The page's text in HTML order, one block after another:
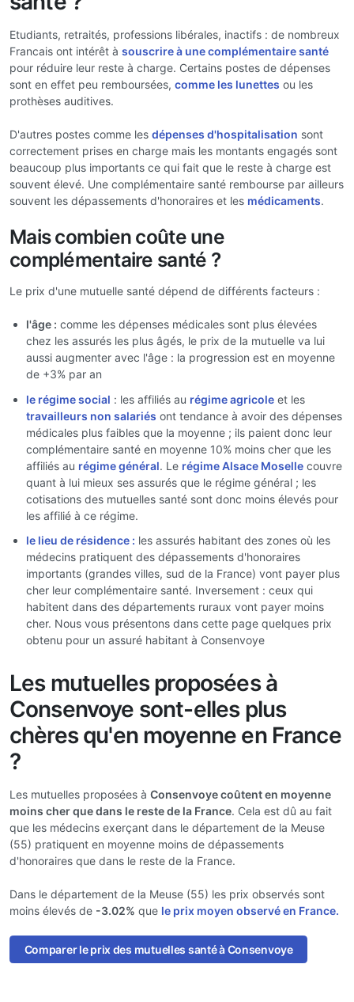
Etudiants, retraités, professions libérales, inactifs : de nombreux
Francais ont intérêt à souscrire à une complémentaire santé
pour réduire leur reste à charge. Certains postes de dépenses
sont en effet peu remboursées, comme les lunettes ou les
prothèses auditives.
D'autres postes comme les dépenses d'hospitalisation sont
correctement prises en charge mais les montants engagés sont
beaucoup plus importants ce qui fait que le reste à charge est
souvent élevé. Une complémentaire santé rembourse par ailleurs
souvent les dépassements d'honoraires et les médicaments.
Mais combien coûte une
complémentaire santé ?
Le prix d'une mutuelle santé dépend de différents facteurs :
l'âge : comme les dépenses médicales sont plus élevées
chez les assurés les plus âgés, le prix de la mutuelle va lui
aussi augmenter avec l'âge : la progression est en moyenne
de +3% par an
le régime social : les affiliés au régime agricole et les
travailleurs non salariés ont tendance à avoir des dépenses
médicales plus faibles que la moyenne ; ils paient donc leur
complémentaire santé en moyenne 10% moins cher que les
affiliés au régime général. Le régime Alsace Moselle couvre
quant à lui mieux ses assurés que le régime général ; les
cotisations des mutuelles santé sont donc moins élevés pour
les affilié à ce régime.
le lieu de résidence : les assurés habitant des zones où les
médecins pratiquent des dépassements d'honoraires
importants (grandes villes, sud de la France) vont payer plus
cher leur complémentaire santé. Inversement : ceux qui
habitent dans des départements ruraux vont payer moins
cher. Nous vous présentons dans cette page quelques prix
obtenu pour un assuré habitant à Consenvoye
Les mutuelles proposées à
Consenvoye sont-elles plus
chères qu'en moyenne en France
?
Les mutuelles proposées à Consenvoye coûtent en moyenne
moins cher que dans le reste de la France. Cela est dû au fait
que les médecins exerçant dans le département de la Meuse
(55) pratiquent en moyenne moins de dépassements
d'honoraires que dans le reste de la France.
Dans le département de la Meuse (55) les prix observés sont
moins élevés de -3.02% que le prix moyen observé en France.
Comparer le prix des mutuelles santé à Consenvoye